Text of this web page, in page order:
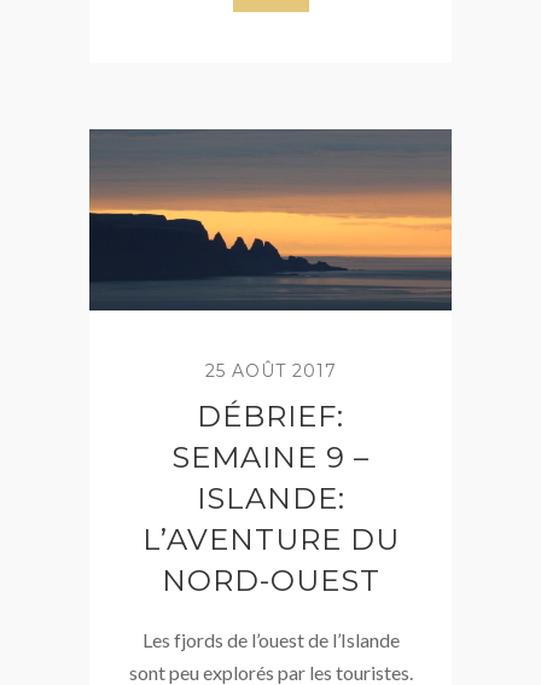
25 AOÛT 2017
DÉBRIEF:
SEMAINE 9 –
ISLANDE:
L’AVENTURE DU
NORD-OUEST
Les fjords de l’ouest de l’Islande
sont peu explorés par les touristes.